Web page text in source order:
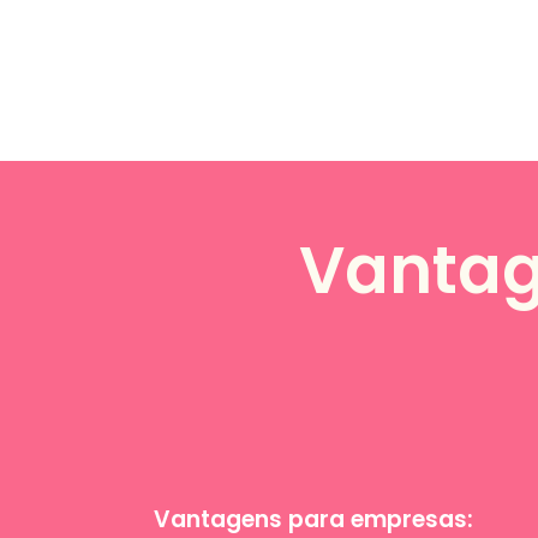
Academias;
saúde física e
Vantagens para empresas: